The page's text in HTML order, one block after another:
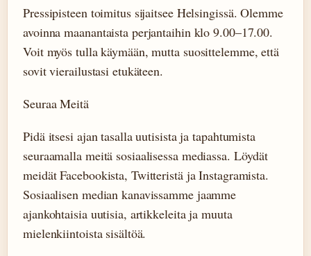
Pressipisteen toimitus sijaitsee Helsingissä. Olemme
avoinna maanantaista perjantaihin klo 9.00–17.00.
Voit myös tulla käymään, mutta suosittelemme, että
sovit vierailustasi etukäteen.
Seuraa Meitä
Pidä itsesi ajan tasalla uutisista ja tapahtumista
seuraamalla meitä sosiaalisessa mediassa. Löydät
meidät Facebookista, Twitteristä ja Instagramista.
Sosiaalisen median kanavissamme jaamme
ajankohtaisia uutisia, artikkeleita ja muuta
mielenkiintoista sisältöä.